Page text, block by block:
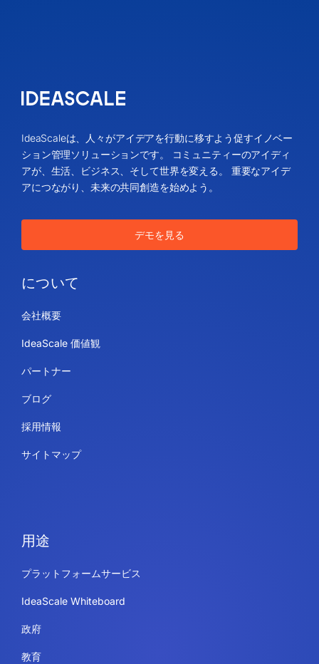
IdeaScaleは、人々がアイデアを行動に移すよう促すイノベー
ション管理ソリューションです。 コミュニティーのアイディ
アが、生活、ビジネス、そして世界を変える。 重要なアイデ
アにつながり、未来の共同創造を始めよう。
デモを見る
について
会社概要
IdeaScale 価値観
パートナー
ブログ
採用情報
サイトマップ
用途
プラットフォームサービス
IdeaScale Whiteboard
政府
教育